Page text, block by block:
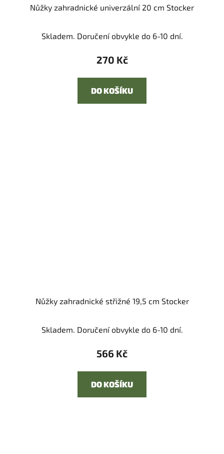
Nůžky zahradnické univerzální 20 cm Stocker
Skladem. Doručení obvykle do 6-10 dní.
270 Kč
DO KOŠÍKU
Nůžky zahradnické střižné 19,5 cm Stocker
hodnocení
produktu
z
Skladem. Doručení obvykle do 6-10 dní.
566 Kč
DO KOŠÍKU